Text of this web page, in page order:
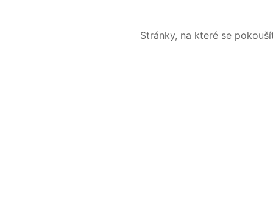
Stránky, na které se